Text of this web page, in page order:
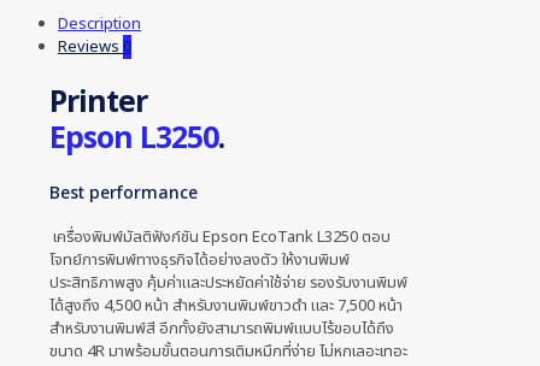
Description
Reviews0
Printer
Epson L3250.
Best performance
เครื่องพิมพ์มัลติฟังก์ชัน Epson EcoTank L3250 ตอบ
โจทย์การพิมพ์ทางธุรกิจได้อย่างลงตัว ให้งานพิมพ์
ประสิทธิภาพสูง คุ้มค่าและประหยัดค่าใช้จ่าย รองรับงานพิมพ์
ได้สูงถึง 4,500 หน้า สำหรับงานพิมพ์ขาวดำ และ 7,500 หน้า
สำหรับงานพิมพ์สี อีกทั้งยังสามารถพิมพ์แบบไร้ขอบได้ถึง
ขนาด 4R มาพร้อมขั้นตอนการเติมหมึกที่ง่าย ไม่หกเลอะเทอะ